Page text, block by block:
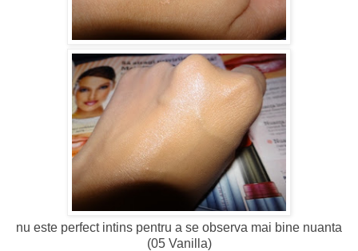
nu este perfect intins pentru a se observa mai bine nuanta
(05 Vanilla)